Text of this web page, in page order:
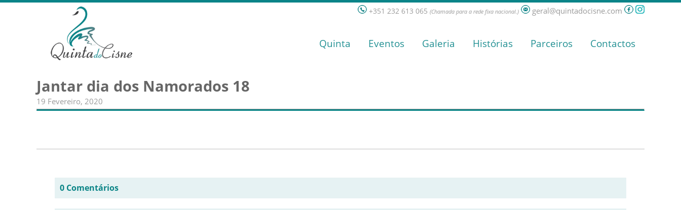
+351 232 613 065 (Chamada para a rede fixa nacional.) geral@quintadocisne.com
Quinta Eventos Galeria Histórias Parceiros Contactos
Jantar dia dos Namorados 18
19 Fevereiro, 2020
0 Comentários